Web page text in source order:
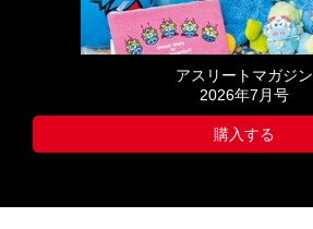
アスリートマガジン
2026年7月号
購入する